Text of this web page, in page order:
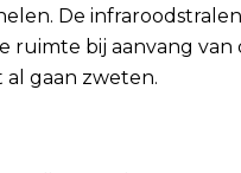
De
ruimte bij aanvang van
al gaan zweten.